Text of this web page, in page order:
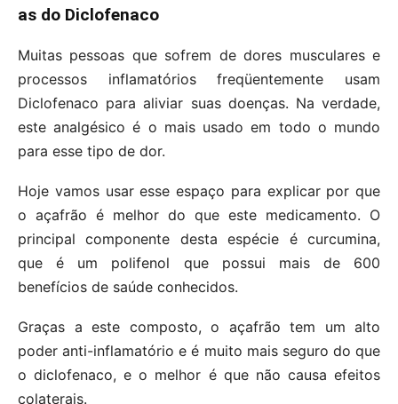
as do Diclofenaco
Muitas pessoas que sofrem de dores musculares e
processos inflamatórios freqüentemente usam
Diclofenaco para aliviar suas doenças. Na verdade,
este analgésico é o mais usado em todo o mundo
para esse tipo de dor.
Hoje vamos usar esse espaço para explicar por que
o açafrão é melhor do que este medicamento. O
principal componente desta espécie é curcumina,
que é um polifenol que possui mais de 600
benefícios de saúde conhecidos.
Graças a este composto, o açafrão tem um alto
poder anti-inflamatório e é muito mais seguro do que
o diclofenaco, e o melhor é que não causa efeitos
colaterais.